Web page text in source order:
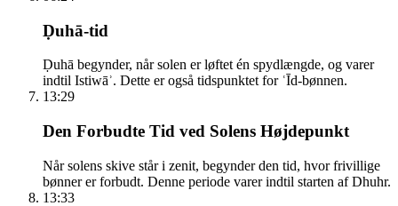
Ḍuhā-tid
Ḍuhā begynder, når solen er løftet én spydlængde, og varer
indtil Istiwāʾ. Dette er også tidspunktet for ʿĪd-bønnen.
13:29
Den Forbudte Tid ved Solens Højdepunkt
Når solens skive står i zenit, begynder den tid, hvor frivillige
bønner er forbudt. Denne periode varer indtil starten af Dhuhr.
13:33